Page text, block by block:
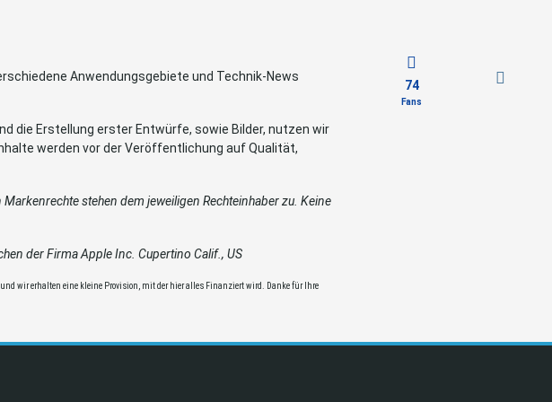
Anwendungsgebiete und Technik-News
die Erstellung erster Entwürfe, sowie Bilder, nutzen wir
werden vor der Veröffentlichung auf Qualität,
stehen dem jeweiligen Rechteinhaber zu. Keine
der Firma Apple Inc. Cupertino Calif., US
wir erhalten eine kleine Provision, mit der hier alles Finanziert wird. Danke für Ihre
74
Fans